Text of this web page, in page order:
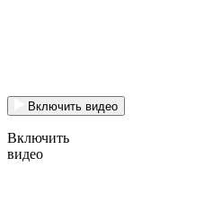
Включить видео
Включить
видео